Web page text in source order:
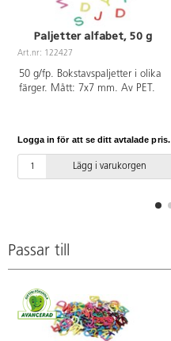
Paljetter alfabet, 50 g
Art.nr: 122427
50 g/fp. Bokstavspaljetter i olika
färger. Mått: 7x7 mm. Av PET.
Logga in för att se ditt avtalade pris.
Lägg i varukorgen
Passar till